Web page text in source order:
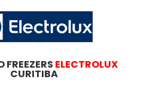
FREEZERS ELECTROLUX
CURITIBA